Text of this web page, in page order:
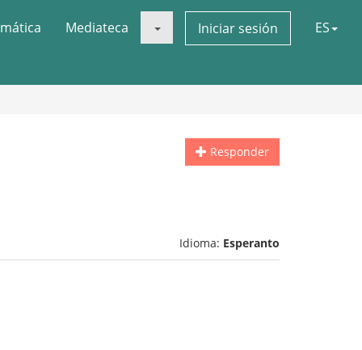
Mediateca Iniciar sesión ES
Responder
Idioma: Esperanto